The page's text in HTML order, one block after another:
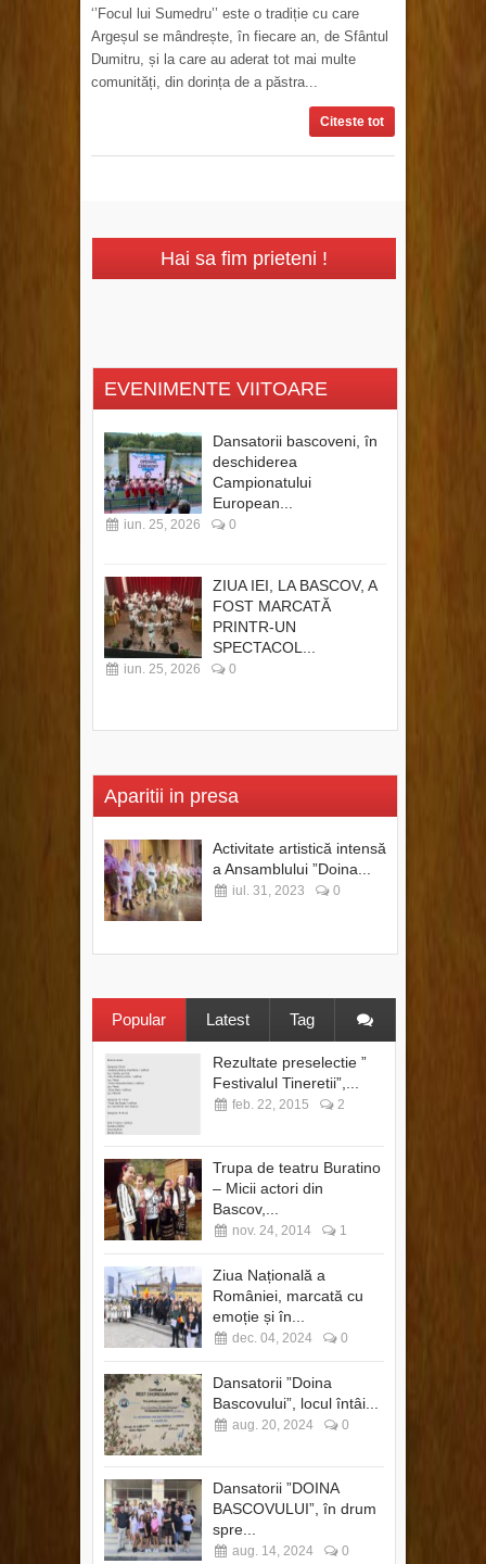
‘’Focul lui Sumedru’’ este o tradiție cu care
Argeșul se mândrește, în fiecare an, de Sfântul
Dumitru, și la care au aderat tot mai multe
comunități, din dorința de a păstra...
Citeste tot
Hai sa fim prieteni !
EVENIMENTE VIITOARE
Dansatorii bascoveni, în
deschiderea
Campionatului
European...
iun. 25, 2026 0
ZIUA IEI, LA BASCOV, A
FOST MARCATĂ
PRINTR-UN
SPECTACOL...
iun. 25, 2026 0
Aparitii in presa
Activitate artistică intensă
a Ansamblului ”Doina...
iul. 31, 2023 0
Popular Latest Tag
Rezultate preselectie ”
Festivalul Tineretii”,...
feb. 22, 2015 2
Trupa de teatru Buratino
– Micii actori din
Bascov,...
nov. 24, 2014 1
Ziua Națională a
României, marcată cu
emoție și în...
dec. 04, 2024 0
Dansatorii ”Doina
Bascovului”, locul întâi...
aug. 20, 2024 0
Dansatorii ”DOINA
BASCOVULUI”, în drum
spre...
aug. 14, 2024 0